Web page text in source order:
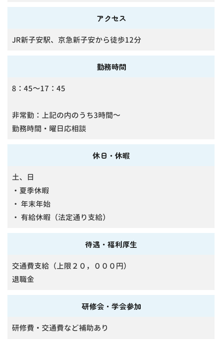
アクセス
JR新子安駅、京急新子安から徒歩12分
勤務時間
8：45～17：45
非常勤：上記の内のうち3時間～
勤務時間・曜日応相談
休日・休暇
土、日
・夏季休暇
・ 年末年始
・ 有給休暇（法定通り支給）
待遇・福利厚生
交通費支給（上限２０，０００円）
退職金
研修会・学会参加
研修費・交通費など補助あり